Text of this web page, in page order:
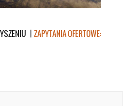
ZAPYTANIA OFERTOWE: